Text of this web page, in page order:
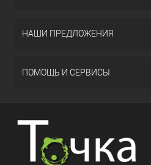
НАШИ ПРЕДЛОЖЕНИЯ
ПОМОЩЬ И СЕРВИСЫ